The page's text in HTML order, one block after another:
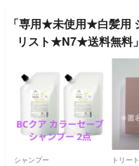
「専用★未使用★白髪用
リスト★N7★送料無料
シャンプー トリー